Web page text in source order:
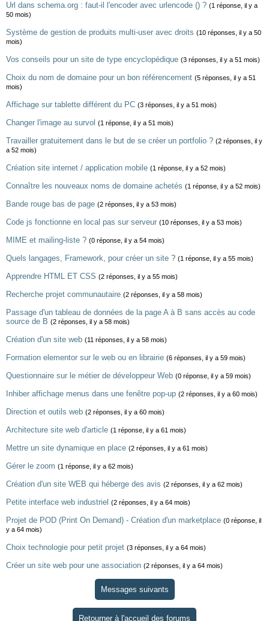
Url dans schema.org : faut-il l'encoder avec urlencode () ? (1 réponse, il y a
50 mois)
Système de gestion de produits multi-user avec droits (10 réponses, il y a 50
mois)
Vos conseils pour un site de type encyclopédique (3 réponses, il y a 51 mois)
Choix du nom de domaine pour un bon référencement (5 réponses, il y a 51
mois)
Affichage sur tablette différent du PC (3 réponses, il y a 51 mois)
Changer l'image au survol (1 réponse, il y a 51 mois)
Travailler gratuitement dans le but de se créer un portfolio ? (2 réponses, il y
a 52 mois)
Création site internet / application mobile (1 réponse, il y a 52 mois)
Connaître les nouveaux noms de domaine achetés (1 réponse, il y a 52 mois)
Bande rouge bas de page (2 réponses, il y a 53 mois)
Code js fonctionne en local pas sur serveur (10 réponses, il y a 53 mois)
MIME et mailing-liste ? (0 réponse, il y a 54 mois)
Quels langages, Framework, pour créer un site ? (1 réponse, il y a 55 mois)
Apprendre HTML ET CSS (2 réponses, il y a 55 mois)
Recherche projet communautaire (2 réponses, il y a 58 mois)
Passage d'un tableau de données de la page A à B sans accès au code
source de B (2 réponses, il y a 58 mois)
Création d'un site web (11 réponses, il y a 58 mois)
Formation elementor sur le web ou en librairie (6 réponses, il y a 59 mois)
Questionnaire sur le métier de développeur Web (0 réponse, il y a 59 mois)
Inhiber affichage menus dans une fenêtre pop-up (2 réponses, il y a 60 mois)
Direction et outils web (2 réponses, il y a 60 mois)
Architecture site web d'article (1 réponse, il y a 61 mois)
Mettre un site dynamique en place (2 réponses, il y a 61 mois)
Gérer le zoom (1 réponse, il y a 62 mois)
Création d'un site WEB qui héberge des avis (2 réponses, il y a 62 mois)
Petite interface web industriel (2 réponses, il y a 64 mois)
Projet de POD (Print On Demand) - Création d'un marketplace (0 réponse, il
y a 64 mois)
Choix technologie pour petit projet (3 réponses, il y a 64 mois)
Créer un site web pour une association (2 réponses, il y a 64 mois)
Messages suivants
Retourner à l'accueil des forums